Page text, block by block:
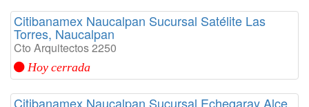
Citibanamex Naucalpan Sucursal Satélite Las
Torres, Naucalpan
Cto Arquitectos 2250
Hoy cerrada
Citibanamex Naucalpan Sucursal Echegaray Alce